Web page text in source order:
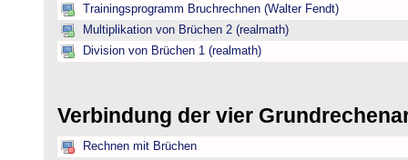
Trainingsprogramm Bruchrechnen (Walter Fendt)
Multiplikation von Brüchen 2 (realmath)
Division von Brüchen 1 (realmath)
Verbindung der vier
Rechnen mit Brüchen